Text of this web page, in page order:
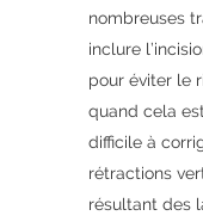
nombreuses
inclure
pour éviter le
quand cela
difficile à
rétractions
résultant des